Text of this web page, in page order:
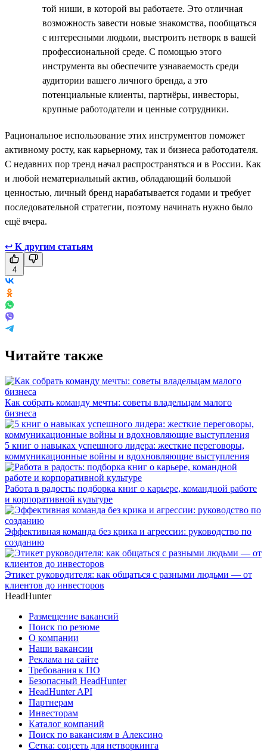
той ниши, в которой вы работаете. Это отличная
возможность завести новые знакомства, пообщаться
с интересными людьми, выстроить нетворк в вашей
профессиональной среде. С помощью этого
инструмента вы обеспечите узнаваемость среди
аудитории вашего личного бренда, а это
потенциальные клиенты, партнёры, инвесторы,
крупные работодатели и ценные сотрудники.
Рациональное использование этих инструментов поможет
активному росту, как карьерному, так и бизнеса работодателя.
С недавних пор тренд начал распространяться и в России. Как
и любой нематериальный актив, обладающий большой
ценностью, личный бренд нарабатывается годами и требует
последовательной стратегии, поэтому начинать нужно было
ещё вчера.
↩ К другим статьям
4
Читайте также
Как собрать команду мечты: советы владельцам малого
бизнеса
5 книг о навыках успешного лидера: жесткие переговоры,
коммуникационные войны и вдохновляющие выступления
Работа в радость: подборка книг о карьере, командной работе
и корпоративной культуре
Эффективная команда без крика и агрессии: руководство по
созданию
Этикет руководителя: как общаться с разными людьми — от
клиентов до инвесторов
HeadHunter
Размещение вакансий
Поиск по резюме
О компании
Наши вакансии
Реклама на сайте
Требования к ПО
Безопасный HeadHunter
HeadHunter API
Партнерам
Инвесторам
Каталог компаний
Поиск по вакансиям в Алексино
Сетка: соцсеть для нетворкинга